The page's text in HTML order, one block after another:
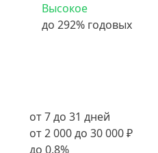
Высокое
от 7 до 31 дней
от 2 000 до 30 000 ₽
до 0.8%